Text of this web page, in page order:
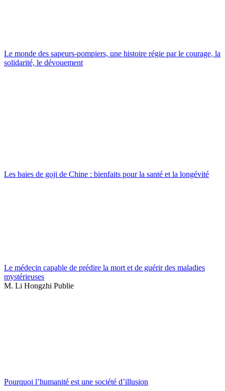
Le monde des sapeurs-pompiers, une histoire régie par le courage, la
solidarité, le dévouement
Les baies de goji de Chine : bienfaits pour la santé et la longévité
Le médecin capable de prédire la mort et de guérir des maladies
mystérieuses
M. Li Hongzhi Publie
Pourquoi l’humanité est une société d’illusion